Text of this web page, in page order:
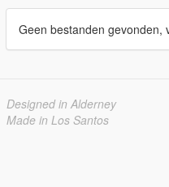
Geen bestanden gevonden,
Designed in Alderney
Made in Los Santos